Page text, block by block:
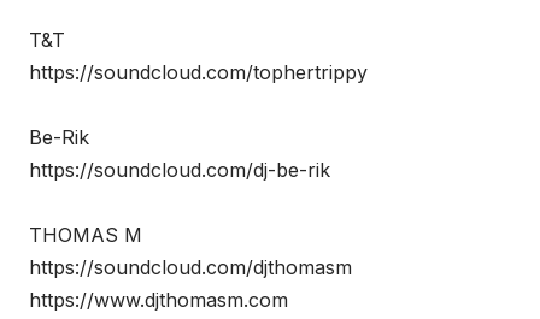
T&T
https://soundcloud.com/tophertrippy
Be-Rik
https://soundcloud.com/dj-be-rik
THOMAS M
https://soundcloud.com/djthomasm
https://www.djthomasm.com